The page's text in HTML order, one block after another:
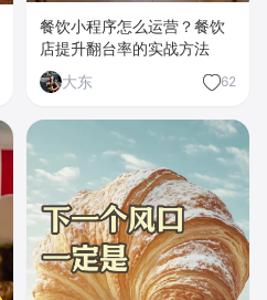
餐饮小程序怎么运营？餐饮
店提升翻台率的实战方法
大东
62